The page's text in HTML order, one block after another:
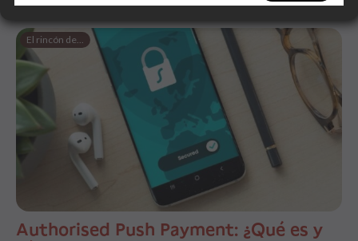
El rincón de...
Authorised Push Payment: ¿Qué es y